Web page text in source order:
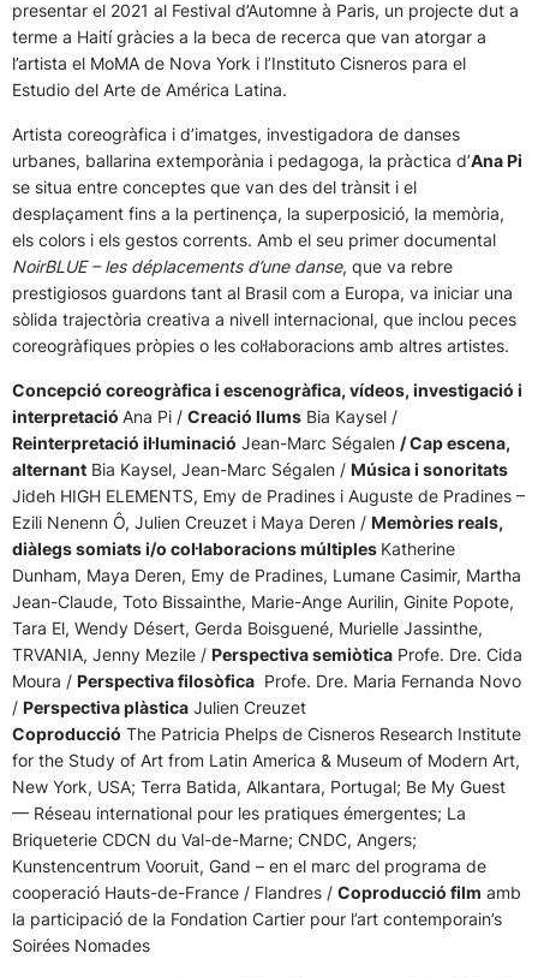
presentar el 2021 al Festival d’Automne à Paris, un projecte dut a
terme a Haití gràcies a la beca de recerca que van atorgar a
l’artista el MoMA de Nova York i l’Instituto Cisneros para el
Estudio del Arte de América Latina.
Artista coreogràfica i d’imatges, investigadora de danses
urbanes, ballarina extemporània i pedagoga, la pràctica d’Ana Pi
se situa entre conceptes que van des del trànsit i el
desplaçament fins a la pertinença, la superposició, la memòria,
els colors i els gestos corrents. Amb el seu primer documental
NoirBLUE – les déplacements d’une danse, que va rebre
prestigiosos guardons tant al Brasil com a Europa, va iniciar una
sòlida trajectòria creativa a nivell internacional, que inclou peces
coreogràfiques pròpies o les col·laboracions amb altres artistes.
Concepció coreogràfica i escenogràfica, vídeos, investigació i
interpretació Ana Pi / Creació llums Bia Kaysel /
Reinterpretació il·luminació Jean-Marc Ségalen / Cap escena,
alternant Bia Kaysel, Jean-Marc Ségalen / Música i sonoritats
Jideh HIGH ELEMENTS, Emy de Pradines i Auguste de Pradines –
Ezili Nenenn Ô, Julien Creuzet i Maya Deren / Memòries reals,
diàlegs somiats i/o col·laboracions múltiples Katherine
Dunham, Maya Deren, Emy de Pradines, Lumane Casimir, Martha
Jean-Claude, Toto Bissainthe, Marie-Ange Aurilin, Ginite Popote,
Tara El, Wendy Désert, Gerda Boisguené, Murielle Jassinthe,
TRVANIA, Jenny Mezile / Perspectiva semiòtica Profe. Dre. Cida
Moura / Perspectiva filosòfica Profe. Dre. Maria Fernanda Novo
/ Perspectiva plàstica Julien Creuzet
Coproducció The Patricia Phelps de Cisneros Research Institute
for the Study of Art from Latin America & Museum of Modern Art,
New York, USA; Terra Batida, Alkantara, Portugal; Be My Guest
— Réseau international pour les pratiques émergentes; La
Briqueterie CDCN du Val-de-Marne; CNDC, Angers;
Kunstencentrum Vooruit, Gand – en el marc del programa de
cooperació Hauts-de-France / Flandres / Coproducció film amb
la participació de la Fondation Cartier pour l’art contemporain’s
Soirées Nomades